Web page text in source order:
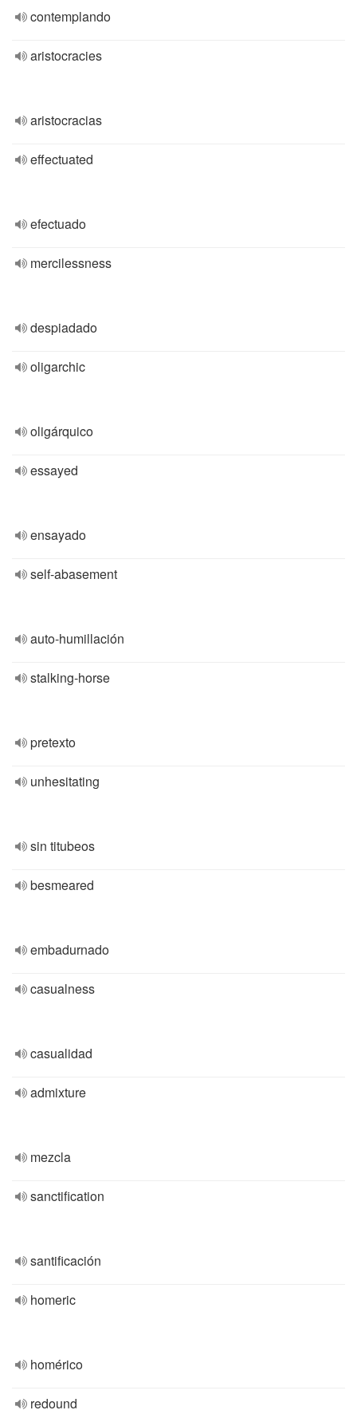
contemplando
aristocracies
aristocracias
effectuated
efectuado
mercilessness
despiadado
oligarchic
oligárquico
essayed
ensayado
self-abasement
auto-humillación
stalking-horse
pretexto
unhesitating
sin titubeos
besmeared
embadurnado
casualness
casualidad
admixture
mezcla
sanctification
santificación
homeric
homérico
redound